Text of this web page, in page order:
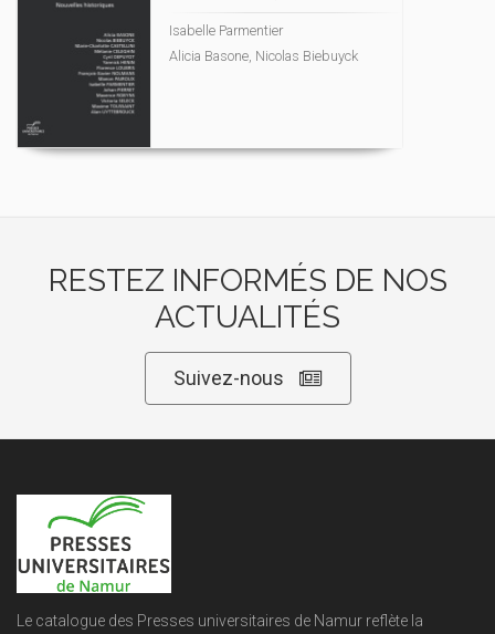
Isabelle Parmentier
Alicia Basone, Nicolas Biebuyck
RESTEZ INFORMÉS DE NOS
ACTUALITÉS
Suivez-nous
Le catalogue des Presses universitaires de Namur reflète la